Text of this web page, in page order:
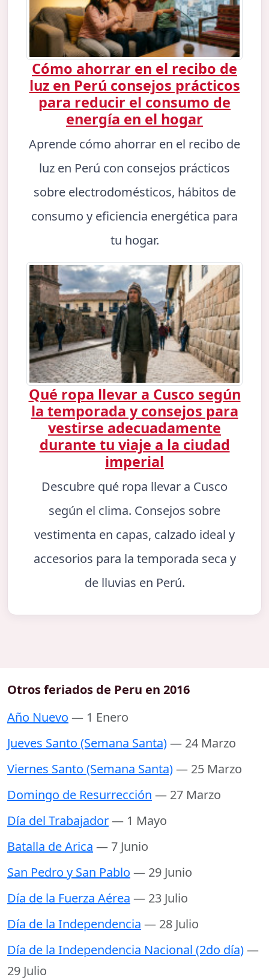
Cómo ahorrar en el recibo de
luz en Perú consejos prácticos
para reducir el consumo de
energía en el hogar
Aprende cómo ahorrar en el recibo de
luz en Perú con consejos prácticos
sobre electrodomésticos, hábitos de
consumo y eficiencia energética para
tu hogar.
Qué ropa llevar a Cusco según
la temporada y consejos para
vestirse adecuadamente
durante tu viaje a la ciudad
imperial
Descubre qué ropa llevar a Cusco
según el clima. Consejos sobre
vestimenta en capas, calzado ideal y
accesorios para la temporada seca y
de lluvias en Perú.
Otros feriados de Peru en 2016
Año Nuevo — 1 Enero
Jueves Santo (Semana Santa)— 24 Marzo
Viernes Santo (Semana Santa)— 25 Marzo
Domingo de Resurrección — 27 Marzo
Día del Trabajador— 1 Mayo
Batalla de Arica — 7 Junio
San Pedro y San Pablo — 29 Junio
Día de la Fuerza Aérea — 23 Julio
Día de la Independencia — 28 Julio
Día de la Independencia Nacional (2do día)—
29 Julio